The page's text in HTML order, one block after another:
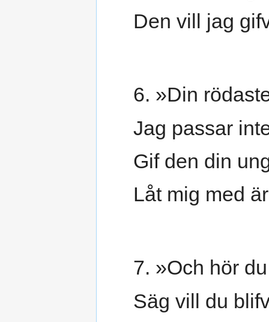
Den vill jag
6. »Din
Jag passar
Gif den din
Låt mig med
7. »Och hör
Säg vill du